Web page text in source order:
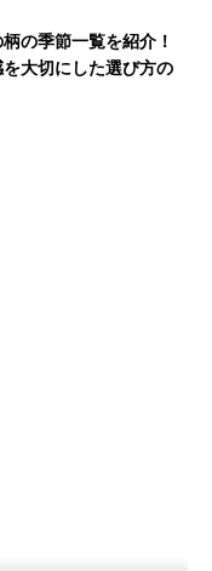
の季節一覧を紹介！
大切にした選び方の